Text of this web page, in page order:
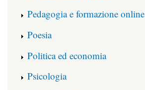
Pedagogia e formazione online
Poesia
Politica ed economia
Psicologia